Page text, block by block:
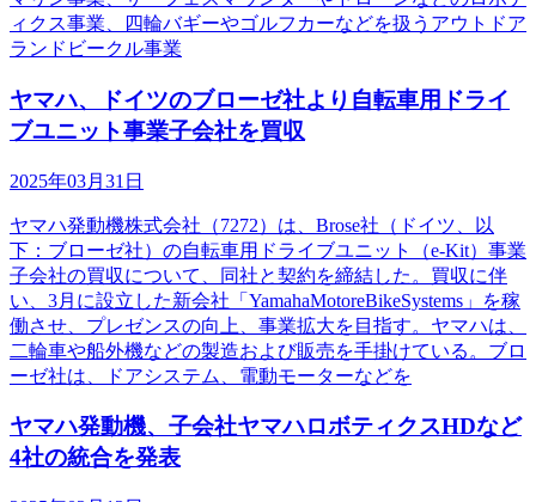
ィクス事業、四輪バギーやゴルフカーなどを扱うアウトドア
ランドビークル事業
ヤマハ、ドイツのブローゼ社より自転車用ドライ
ブユニット事業子会社を買収
2025年03月31日
ヤマハ発動機株式会社（7272）は、Brose社（ドイツ、以
下：ブローゼ社）の自転車用ドライブユニット（e-Kit）事業
子会社の買収について、同社と契約を締結した。買収に伴
い、3月に設立した新会社「YamahaMotoreBikeSystems」を稼
働させ、プレゼンスの向上、事業拡大を目指す。ヤマハは、
二輪車や船外機などの製造および販売を手掛けている。ブロ
ーゼ社は、ドアシステム、電動モーターなどを
ヤマハ発動機、子会社ヤマハロボティクスHDなど
4社の統合を発表